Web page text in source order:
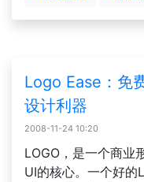
Logo Ease：免
设计利器
2008-11-24 10:20
LOGO，是一个商业
UI的核心。一个好的